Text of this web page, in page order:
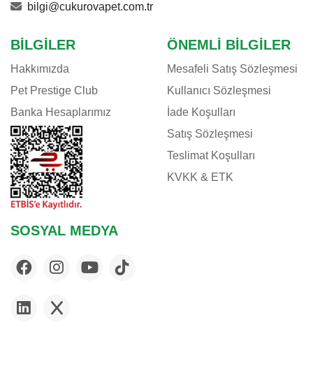
bilgi@cukurovapet.com.tr
BILGILER
Hakkımızda
Pet Prestige Club
Banka Hesaplarımız
ÖNEMLI BILGILER
Mesafeli Satış Sözleşmesi
Kullanıcı Sözleşmesi
İade Koşulları
Satış Sözleşmesi
Teslimat Koşulları
KVKK & ETK
SOSYAL MEDYA